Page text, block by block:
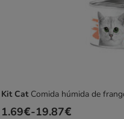
Kit Cat Comida húmida de
Preço
1.69€-19.87€